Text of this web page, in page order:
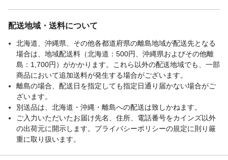
配送地域・送料について
北海道、沖縄県、その他各都道府県の離島地域が配送先となる
場合は、地域配送料（北海道：500円、沖縄県およびその他離
島：1,700円）がかかります。これら以外の配送地域でも、一部
商品において追加送料が発生する場合がございます。
離島の場合、配送日を指定しても指定日通り届かない場合がご
ざいます。
別送品は、北海道・沖縄・離島への配送は致しかねます。
ご入力いただいたお届け先名、住所、電話番号をカインズ以外
の出荷元に開示します。プライバシーポリシーの規定に則り厳
重に取り扱います。